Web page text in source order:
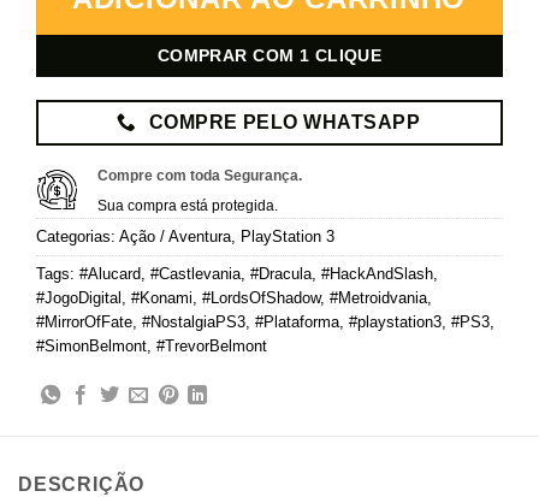
COMPRAR COM 1 CLIQUE
COMPRE PELO WHATSAPP
Compre com toda Segurança.
Sua compra está protegida.
Categorias: Ação / Aventura PlayStation 3
Tags: #Alucard #Castlevania #Dracula #HackAndSlash
#JogoDigital
#Konami #LordsOfShadow, #Metroidvania
#MirrorOfFate #NostalgiaPS3 #Plataforma #playstation3 #PS3
#SimonBelmont #TrevorBelmont
DESCRIÇÃO